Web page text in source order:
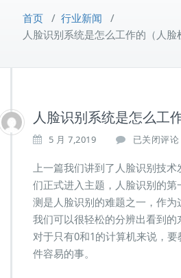
首页 / 行业新闻 /
人脸识别系统是怎么工作的（人脸
人脸识别系统是怎么工
5 月 7,2019
人
识
别
系
是
怎
已关闭评论
上一篇我们讲到了人脸识别技
们正式进入主题，人脸识别的
测是人脸识别的难题之一，作为
我们可以很轻松的分辨出看到
对于只有0和1的计算机来说，
件容易的事。